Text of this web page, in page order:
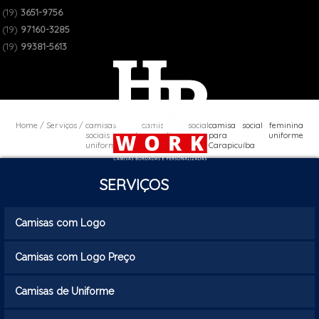
(19) 3651-9756
(19) 97160-3285
(19) 99381-5613
Home Serviços
camisas
sociais de
uniforme
camisa social
masculina
uniforme
camisa social feminina
para uniforme
Carapicuíba
SERVIÇOS
Camisas com Logo
Camisas com Logo Preço
Camisas de Uniforme